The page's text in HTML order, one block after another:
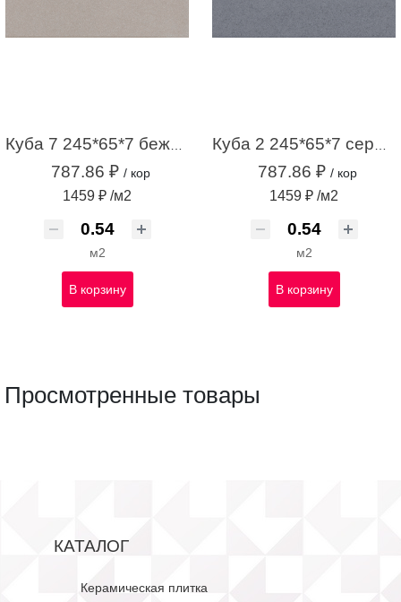
787.86 ₽ / кор
1459 ₽ /м2
м2
В корзину
787.86 ₽ / кор
1459 ₽ /м2
м2
В корзину
Просмотренные товары
КАТАЛОГ
Керамическая плитка